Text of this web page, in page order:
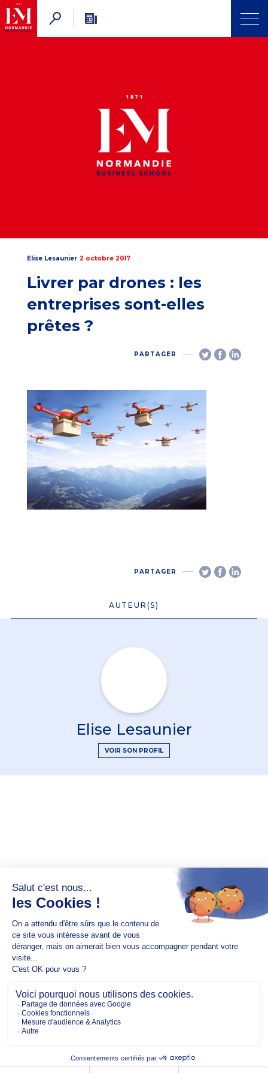
Elise Lesaunier 2 octobre 2017
Livrer par drones : les
entreprises sont-elles
prêtes ?
PARTAGER
PARTAGER
AUTEUR(S)
Elise Lesaunier
VOIR SON PROFIL
Copyright @2026 EM Normandie